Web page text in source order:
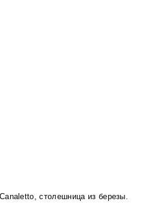
столешница из березы.